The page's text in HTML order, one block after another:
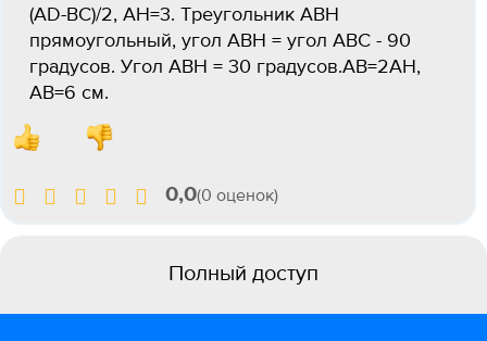
(AD-BC)/2, AH=3. Треугольник ABH
прямоугольный, угол ABH = угол ABC - 90
градусов. Угол ABH = 30 градусов.AB=2AH,
AB=6 см.
0,0(0 оценок)
Полный доступ